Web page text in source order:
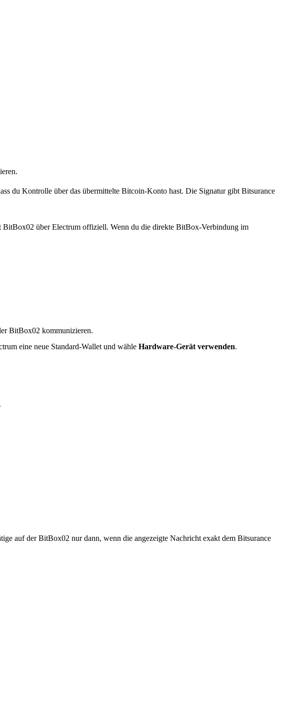
du Kontrolle über das übermittelte Bitcoin-Konto hast. Die Signatur gibt Bitsurance
über Electrum offiziell. Wenn du die direkte BitBox-Verbindung im
BitBox02 kommunizieren.
eine neue Standard-Wallet und wähle Hardware-Gerät verwenden.
.
auf der BitBox02 nur dann, wenn die angezeigte Nachricht exakt dem Bitsurance